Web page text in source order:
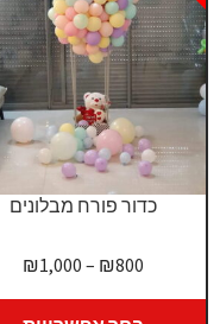
כדור פורח מבלונים
₪800
–
₪1,000
טווח